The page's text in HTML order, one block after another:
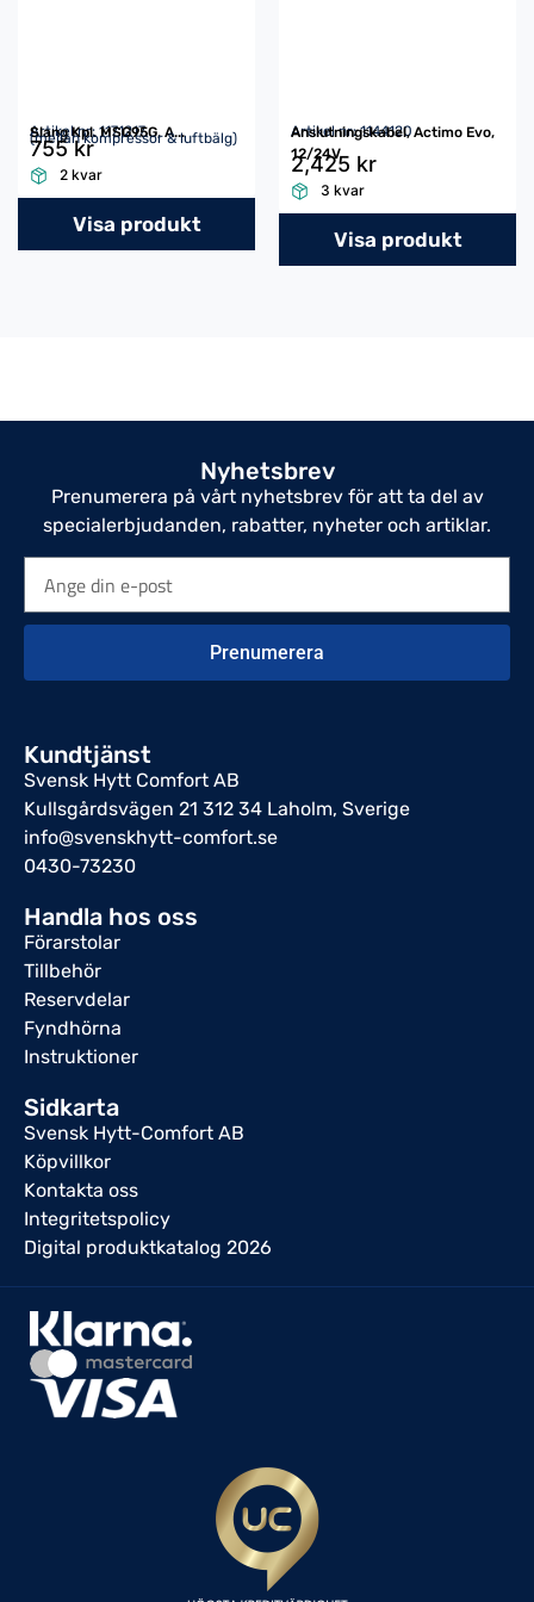
Artikel nr: 1171217
Slang Kpl. MSG95G, A...
(mellan kompressor & luftbälg)
755 kr
2 kvar
Visa produkt
Artikel nr: 1144120
Anslutningskabel, Actimo Evo,
12/24V
2,425 kr
3 kvar
Visa produkt
Nyhetsbrev
Prenumerera på vårt nyhetsbrev för att ta del av
specialerbjudanden, rabatter, nyheter och artiklar.
Prenumerera
Kundtjänst
Svensk Hytt Comfort AB
Kullsgårdsvägen 21 312 34 Laholm, Sverige
info@svenskhytt-comfort.se
0430-73230
Handla hos oss
Förarstolar
Tillbehör
Reservdelar
Fyndhörna
Instruktioner
Sidkarta
Svensk Hytt-Comfort AB
Köpvillkor
Kontakta oss
Integritetspolicy
Digital produktkatalog 2026